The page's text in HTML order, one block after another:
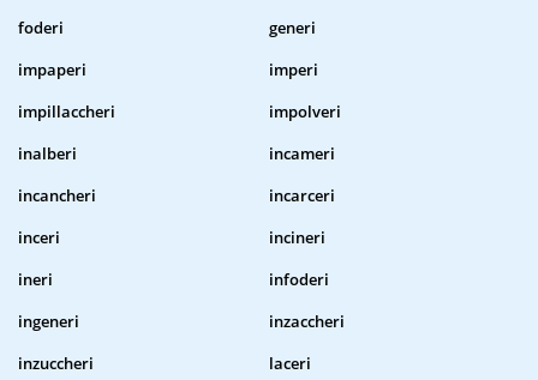
foderi
generi
impaperi
imperi
impillaccheri
impolveri
inalberi
incameri
incancheri
incarceri
inceri
incineri
ineri
infoderi
ingeneri
inzaccheri
inzuccheri
laceri